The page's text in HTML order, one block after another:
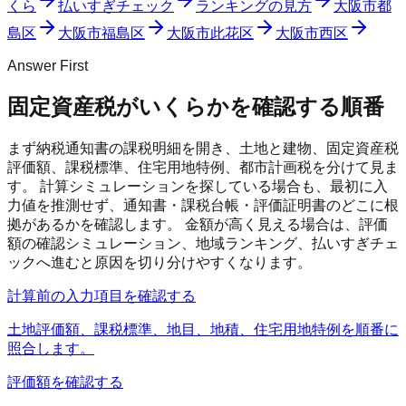
くら 払いすぎチェック ランキングの見方
大阪市都
島区
大阪市福島区 大阪市此花区 大阪市西区
Answer First
固定資産税がいくらかを確認する順番
まず納税通知書の課税明細を開き、土地と建物、固定資産税
評価額、課税標準、住宅用地特例、都市計画税を分けて見ま
す。 計算シミュレーションを探している場合も、最初に入
力値を推測せず、通知書・課税台帳・評価証明書のどこに根
拠があるかを確認します。 金額が高く見える場合は、評価
額の確認シミュレーション、地域ランキング、払いすぎチェ
ックへ進むと原因を切り分けやすくなります。
計算前の入力項目を確認する
土地評価額、課税標準、地目、地積、住宅用地特例を順番に
照合します。
評価額を確認する